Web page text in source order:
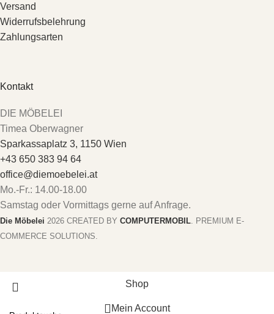
Versand
Widerrufsbelehrung
Zahlungsarten
Kontakt
DIE MÖBELEI
Timea Oberwagner
Sparkassaplatz 3, 1150 Wien
+43 650 383 94 64
office@diemoebelei.at
Mo.-Fr.: 14.00-18.00
Samstag oder Vormittags gerne auf Anfrage.
Die Möbelei 2026 CREATED BY COMPUTERMOBIL. PREMIUM E-
COMMERCE SOLUTIONS.
Shop
Mein Account